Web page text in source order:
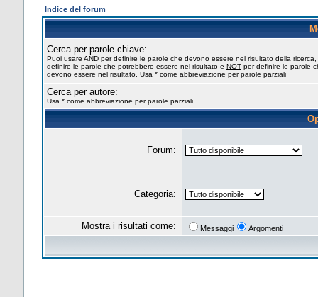
Indice del forum
Cerca per parole chiave:
Puoi usare ANDper definire le parole che devono essere nel risultato della ricerca,
definire le parole che potrebbero essere nel risultato e NOTper definire le parole
devono essere nel risultato. Usa * come abbreviazione per parole parziali
Cerca per autore:
Usa * come abbreviazione per parole parziali
Forum:
Categoria:
Mostra i risultati come: Messaggi Argomenti